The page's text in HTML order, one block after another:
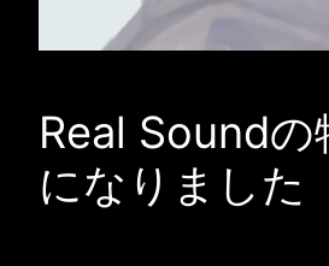
Real Soundの
になりました